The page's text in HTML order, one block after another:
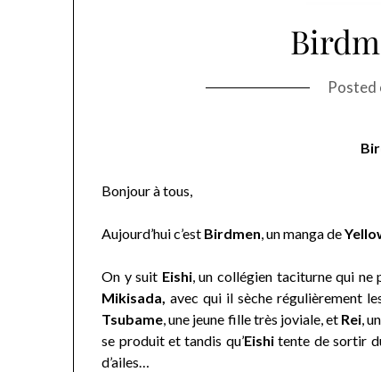
Posted
Bonjour à tous,
Aujourd’hui c’est Birdmen , un manga de
On y suit Eishi, un collégien taciturne qui ne
Mikisada, avec qui il sèche régulièrement
Tsubame , une jeune fille très joviale, et Rei ,
se produit et tandis qu’Eishitente de sortir
d’ailes…